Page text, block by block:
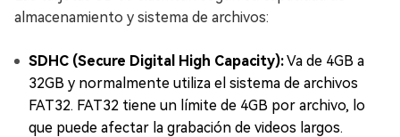
almacenamiento y sistema de archivos:
SDHC (Secure Digital High Capacity):Va de 4GB a
32GB y normalmente utiliza el sistema de archivos
FAT32. FAT32 tiene un límite de 4GB por archivo, lo
que puede afectar la grabación de videos largos.